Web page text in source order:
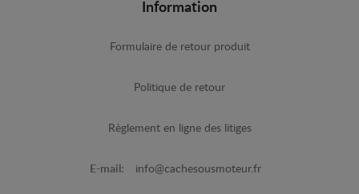
Information
Formulaire de retour produit
Politique de retour
Règlement en ligne des litiges
E-mail: info@cachesousmoteur.fr